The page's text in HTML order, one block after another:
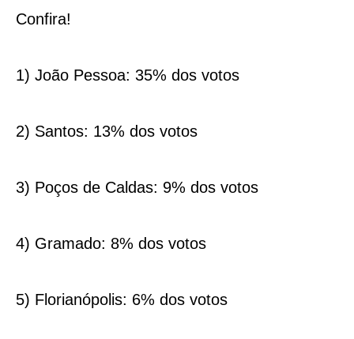
Confira!
1) João Pessoa: 35% dos votos
2) Santos: 13% dos votos
3) Poços de Caldas: 9% dos votos
4) Gramado: 8% dos votos
5) Florianópolis: 6% dos votos